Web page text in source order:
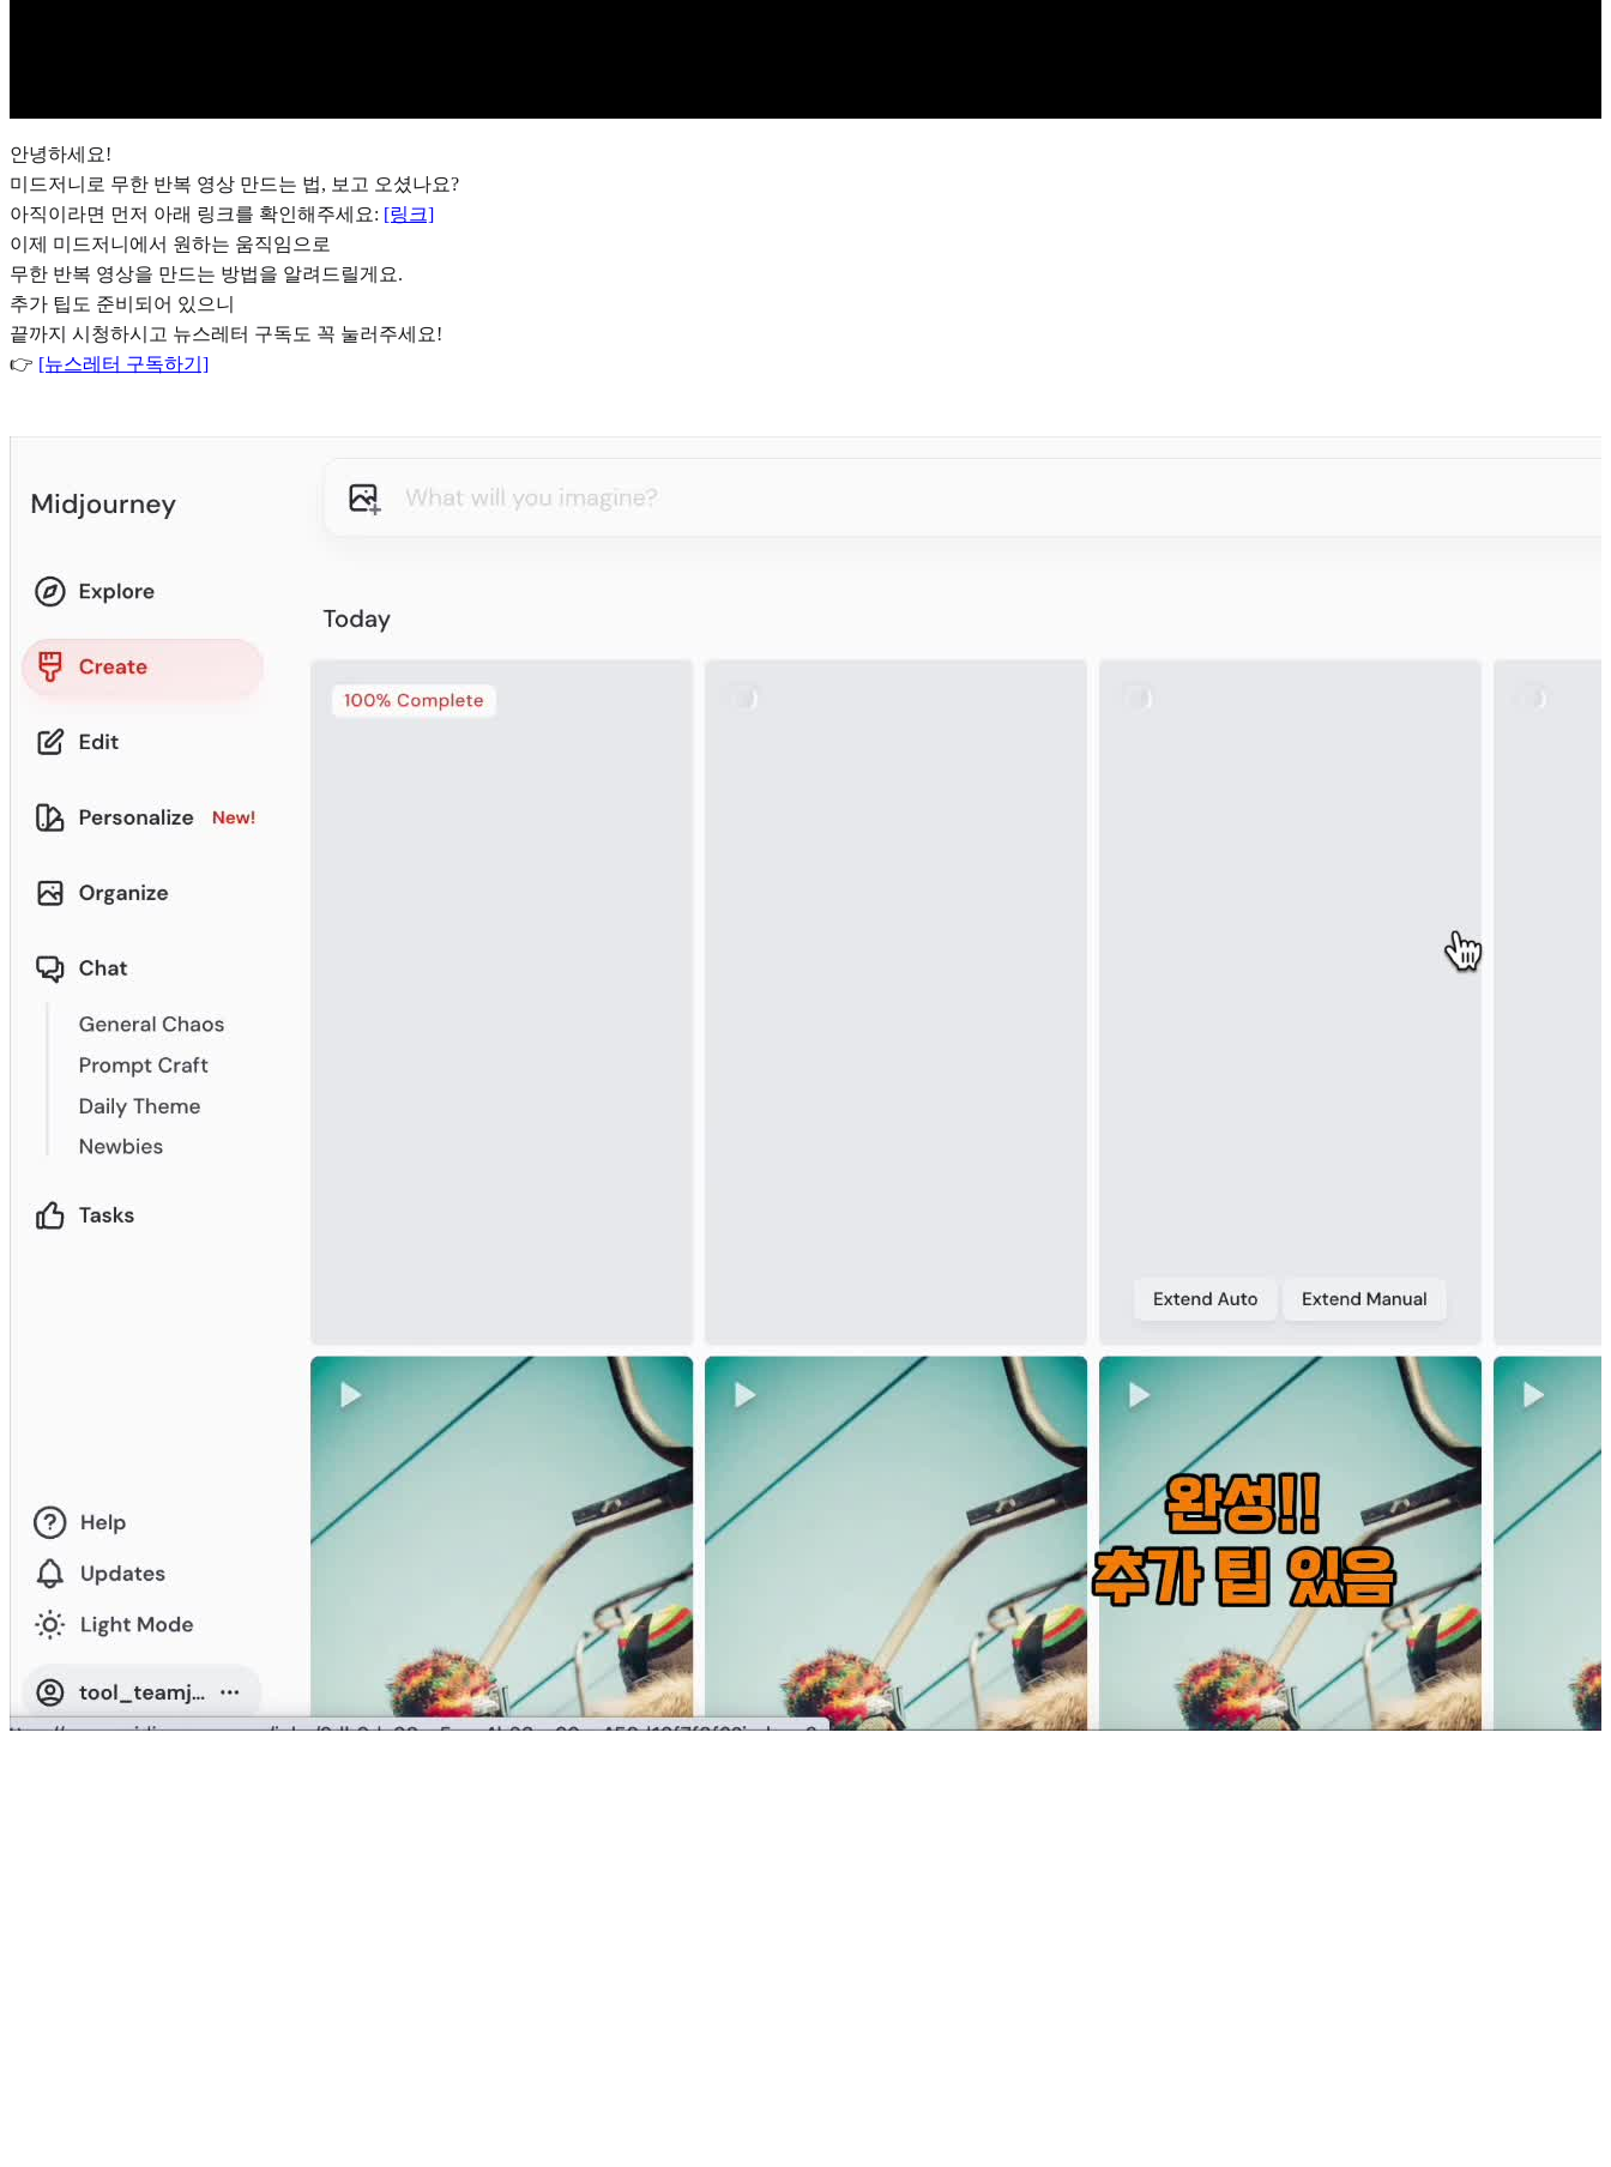
안녕하세요!
미드저니로 무한 반복 영상 만드는 법, 보고 오셨나요?
아직이라면 먼저 아래 링크를 확인해주세요: [링크]
이제 미드저니에서 원하는 움직임으로
무한 반복 영상을 만드는 방법을 알려드릴게요.
추가 팁도 준비되어 있으니
끝까지 시청하시고 뉴스레터 구독도 꼭 눌러주세요!
👉 [뉴스레터 구독하기]